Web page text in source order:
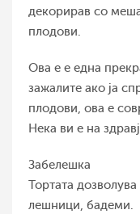
декорирав со
плодови.
Ова е е една
зажалите ако ја
плодови, ова е
Нека ви е на
Забелешка
Тортата
лешници, бадеми.